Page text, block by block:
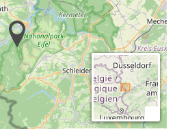
gelegen in einem
Junggesellenabschiede, laute
Aussenbereich, sind im Haus nicht